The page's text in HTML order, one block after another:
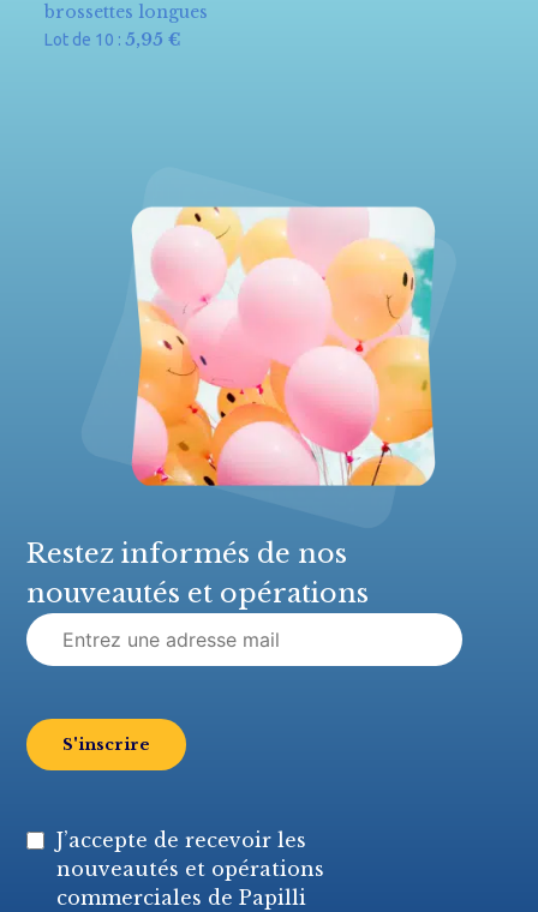
brossettes longues
Lot de 10 :5,95€
Restez informés de nos
nouveautés et opérations
J’accepte de recevoir les
nouveautés et opérations
commerciales de Papilli
Rechercher :